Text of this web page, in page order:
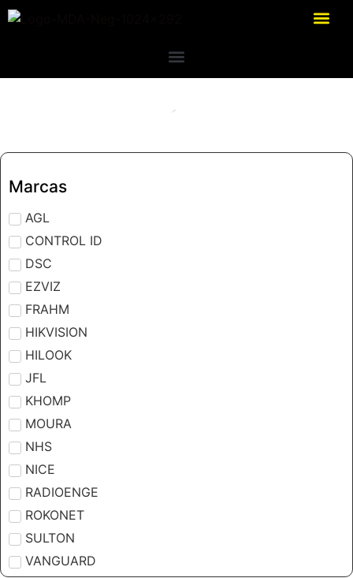
Marcas
AGL
CONTROL ID
DSC
EZVIZ
FRAHM
HIKVISION
HILOOK
JFL
KHOMP
MOURA
NHS
NICE
RADIOENGE
ROKONET
SULTON
VANGUARD